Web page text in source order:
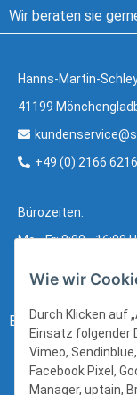
Wir beraten sie
Hanns-Martin-
41199
+49 (0) 2166
Bürozeiten:
Mo - Fr: 8:00 - 16:00
Bezahlung:
Wie wir
Durch Klicken auf
Einsatz folgender
Vimeo,
Facebook Pixel,
Manager, uptain,